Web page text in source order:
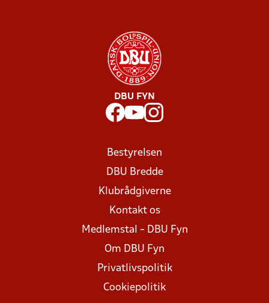
DBU FYN
Bestyrelsen
DBU Bredde
Klubrådgiverne
Kontakt os
Medlemstal - DBU Fyn
Om DBU Fyn
Privatlivspolitik
Cookiepolitik